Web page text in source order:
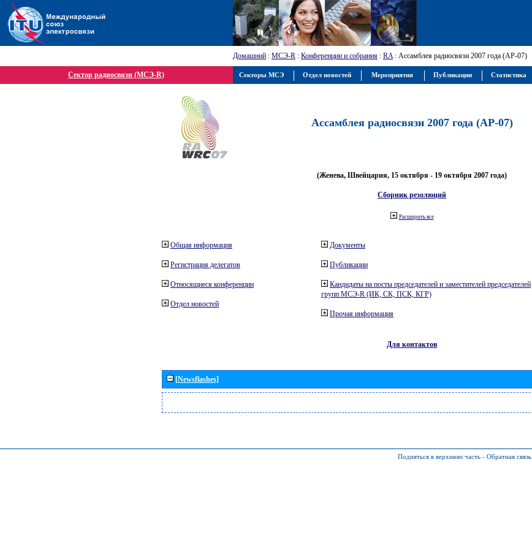
Домашний : МСЭ-R : Конференции и собрания : RA: Ассамблея радиосвязи 2007 года (АР-07)
Сектор радиосвязи (МСЭ-R)
Ассамблея радиосвязи 2007 года (АР-07)
(Женева, Швейцария, 15 октября - 19 октября 2007 года)
Сборник резолюций
Расширить все
Общая информация
Регистрация делегатов
Относящиеся конференции
Отдел новостей
Документы
Публикации
Кандидаты на посты председателей и заместителей председателей
групп МСЭ-R (ИК, СК, ПСК, КГР)
Прочая информация
Для контактов
[Newsflashes]
Подняться в верхнюю часть - Обратная связь
Секторы МСЭ Отдел новостей Мероприятия Публикации Статистика